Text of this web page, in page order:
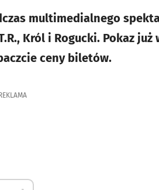
multimedialnego
Król i Rogucki. Pokaz już
ceny biletów.
REKLAMA